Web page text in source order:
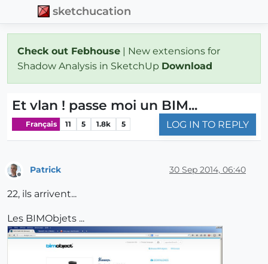
sketchucation
Check out Febhouse | New extensions for
Shadow Analysis in SketchUp Download
Et vlan ! passe moi un BIM...
Français 11 5 1.8k 5 LOG IN TO REPLY
Patrick 30 Sep 2014, 06:40
22, ils arrivent...
Les BIMObjets ...